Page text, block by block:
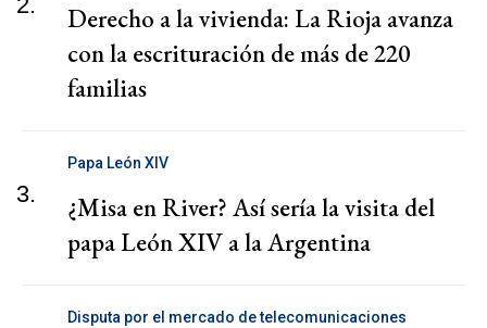
Derecho a la vivienda: La Rioja avanza
con la escrituración de más de 220
familias
3.
Papa León XIV
¿Misa en River? Así sería la visita del
papa León XIV a la Argentina
Disputa por el mercado de telecomunicaciones